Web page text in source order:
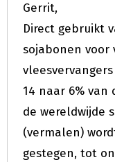
Gerrit,
Direct gebruikt
sojabonen voor
14 naar 6%
de wereldwijde
(vermalen)
gestegen, tot